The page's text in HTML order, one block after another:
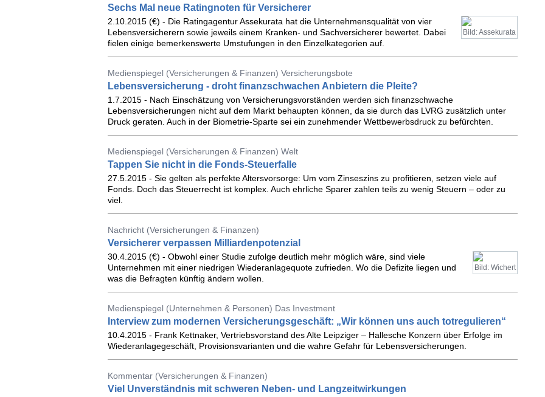
Sechs Mal neue Ratingnoten für Versicherer
Bild: Assekurata
2.10.2015 (€) - Die Ratingagentur Assekurata hat die Unternehmensqualität von vier
Lebensversicherern sowie jeweils einem Kranken- und Sachversicherer bewertet. Dabei
fielen einige bemerkenswerte Umstufungen in den Einzelkategorien auf.
Medienspiegel (Versicherungen & Finanzen) Versicherungsbote
Lebensversicherung - droht finanzschwachen Anbietern die Pleite?
1.7.2015 - Nach Einschätzung von Versicherungsvorständen werden sich finanzschwache
Lebensversicherungen nicht auf dem Markt behaupten können, da sie durch das LVRG zusätzlich unter
Druck geraten. Auch in der Biometrie-Sparte sei ein zunehmender Wettbewerbsdruck zu befürchten.
Medienspiegel (Versicherungen & Finanzen) Welt
Tappen Sie nicht in die Fonds-Steuerfalle
27.5.2015 - Sie gelten als perfekte Altersvorsorge: Um vom Zinseszins zu profitieren, setzen viele auf
Fonds. Doch das Steuerrecht ist komplex. Auch ehrliche Sparer zahlen teils zu wenig Steuern – oder zu
viel.
Nachricht (Versicherungen & Finanzen)
Versicherer verpassen Milliardenpotenzial
Bild: Wichert
30.4.2015 (€) - Obwohl einer Studie zufolge deutlich mehr möglich wäre, sind viele
Unternehmen mit einer niedrigen Wiederanlagequote zufrieden. Wo die Defizite liegen und
was die Befragten künftig ändern wollen.
Medienspiegel (Unternehmen & Personen) Das Investment
Interview zum modernen Versicherungsgeschäft: „Wir können uns auch totregulieren“
10.4.2015 - Frank Kettnaker, Vertriebsvorstand des Alte Leipziger – Hallesche Konzern über Erfolge im
Wiederanlagegeschäft, Provisionsvarianten und die wahre Gefahr für Lebensversicherungen.
Kommentar (Versicherungen & Finanzen)
Viel Unverständnis mit schweren Neben- und Langzeitwirkungen